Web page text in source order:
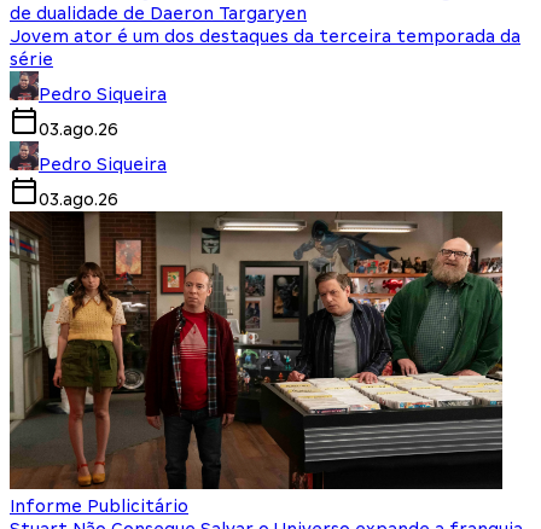
de dualidade de Daeron Targaryen
Jovem ator é um dos destaques da terceira temporada da
série
Pedro Siqueira
03.ago.26
Pedro Siqueira
03.ago.26
Informe Publicitário